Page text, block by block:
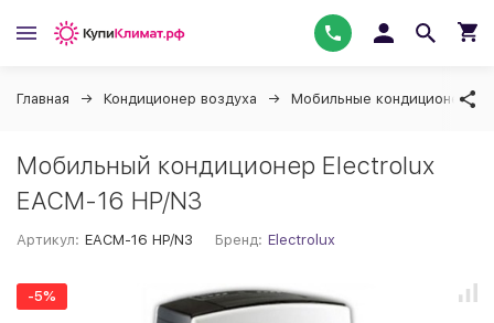
Главная Кондиционер воздуха Мобильные кондиционеры
Мобильный кондиционер Electrolux
EACM-16 HP/N3
Артикул: EACM-16 HP/N3 Бренд: Electrolux
-5%